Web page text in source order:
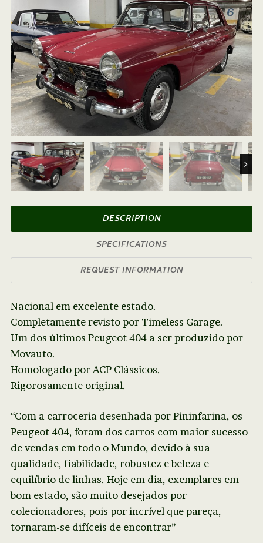
Next
DESCRIPTION
SPECIFICATIONS
REQUEST INFORMATION
Nacional em excelente estado.
Completamente revisto por Timeless Garage.
Um dos últimos Peugeot 404 a ser produzido por
Movauto.
Homologado por ACP Clássicos.
Rigorosamente original.
“Com a carroceria desenhada por Pininfarina, os
Peugeot 404, foram dos carros com maior sucesso
de vendas em todo o Mundo, devido à sua
qualidade, fiabilidade, robustez e beleza e
equilíbrio de linhas. Hoje em dia, exemplares em
bom estado, são muito desejados por
colecionadores, pois por incrível que pareça,
tornaram-se difíceis de encontrar”